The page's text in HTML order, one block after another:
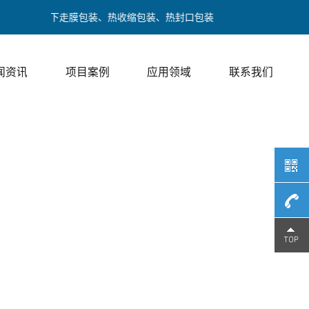
包装、下走膜包装、热收缩包装、热封口包装
资讯 项目案例 应用领域 联系我们